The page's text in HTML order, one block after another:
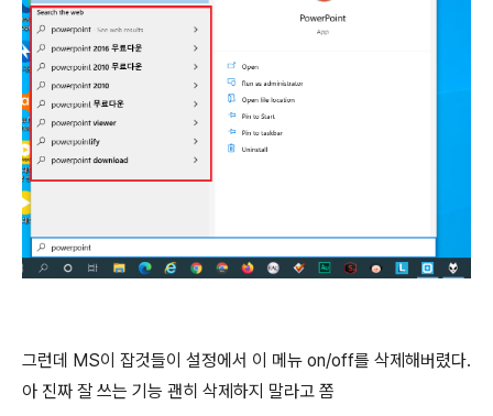
그런데 MS이 잡것들이 설정에서 이 메뉴 on/off를 삭제해버렸다.
아 진짜 잘 쓰는 기능 괜히 삭제하지 말라고 쫌